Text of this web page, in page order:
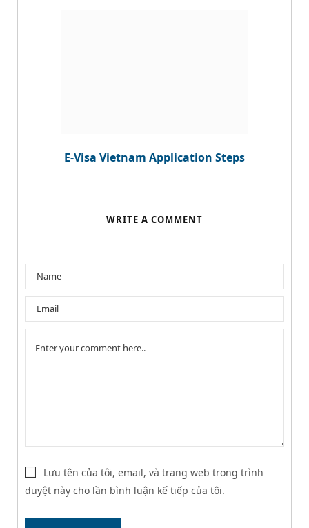
E-Visa Vietnam Application Steps
WRITE A COMMENT
Lưu tên của tôi, email, và trang web trong trình
duyệt này cho lần bình luận kế tiếp của tôi.